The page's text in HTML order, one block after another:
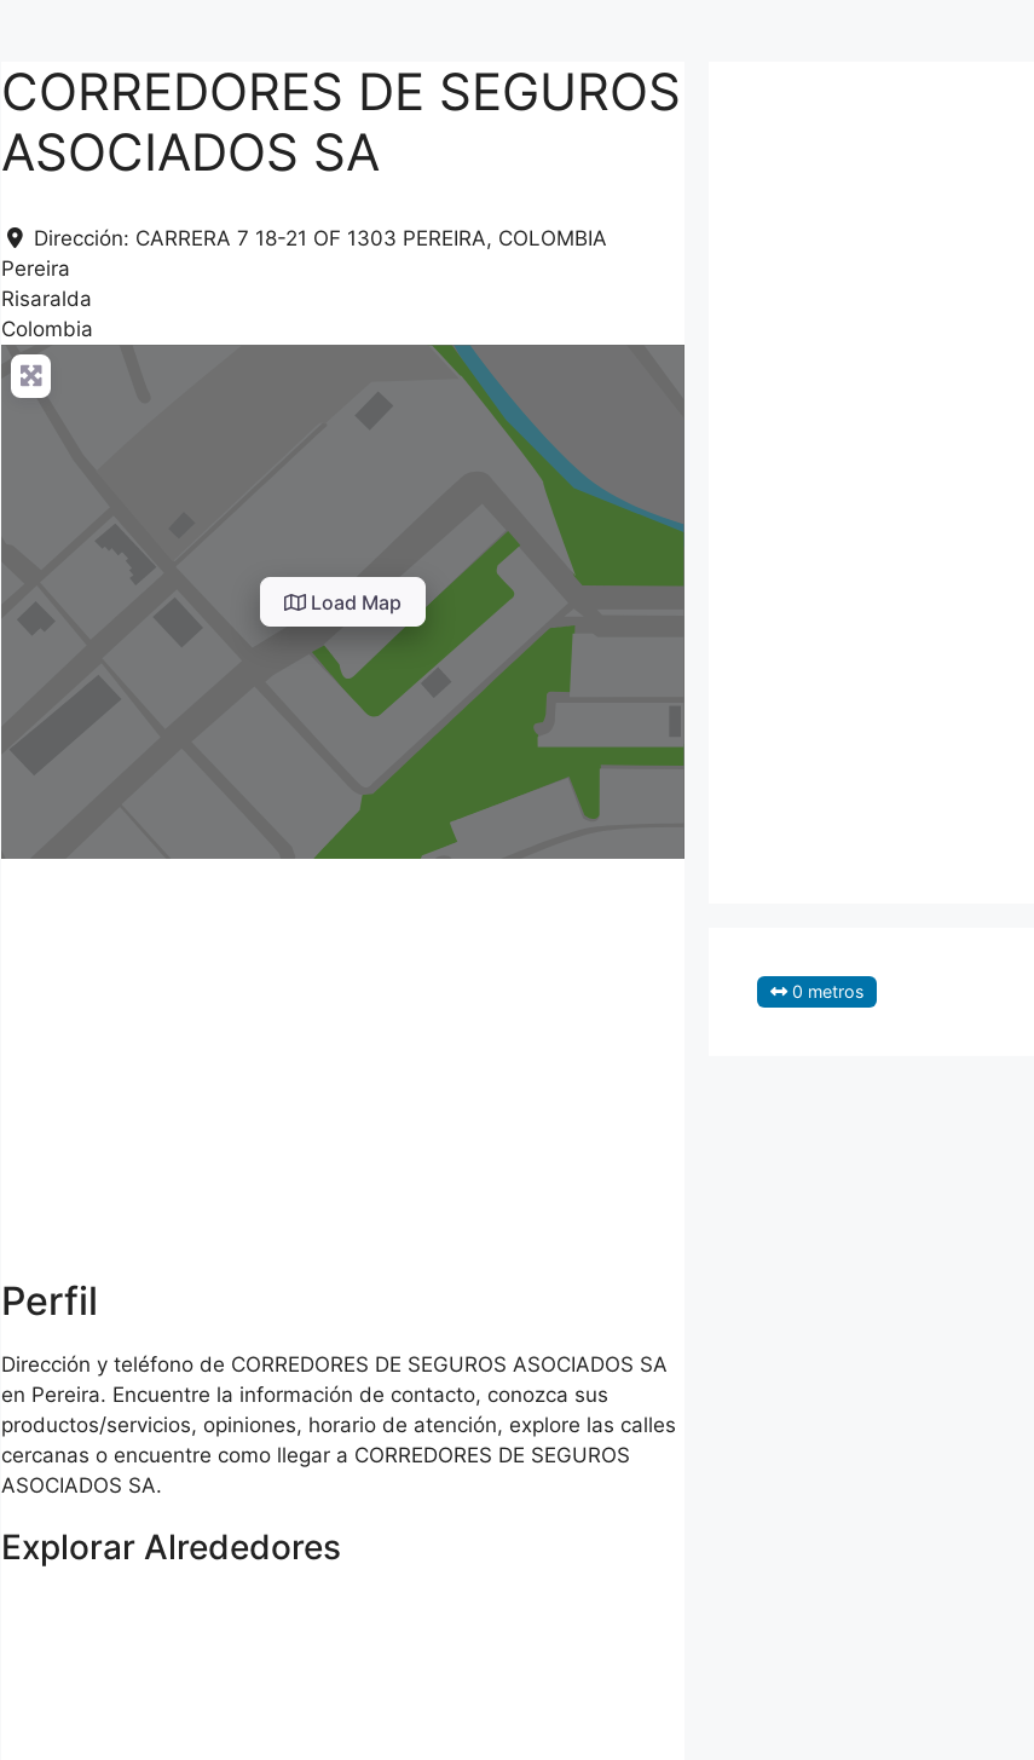
CORREDORES DE SEGUROS
ASOCIADOS SA
Dirección: CARRERA 7 18-21 OF 1303 PEREIRA, COLOMBIA
Pereira
Risaralda
Colombia
Load Map
Perfil
Dirección y teléfono de CORREDORES DE SEGUROS ASOCIADOS SA
en Pereira. Encuentre la información de contacto, conozca sus
productos/servicios, opiniones, horario de atención, explore las calles
cercanas o encuentre como llegar a CORREDORES DE SEGUROS
ASOCIADOS SA.
Explorar Alrededores
0 metros